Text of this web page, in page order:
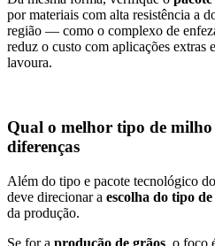
por materiais com alta resistência a
região — como o complexo de
reduz o custo com aplicações extras
lavoura.
Qual o melhor tipo de
diferenças
Além do tipo e pacote tecnológico
deve direcionar a escolha do tipo
da produção.
Se for a produção de grãos, o foco